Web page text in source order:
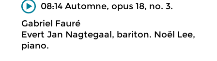
08:14 Automne, opus 18, no. 3.
Gabriel Fauré
Evert Jan Nagtegaal, bariton. Noël Lee,
piano.